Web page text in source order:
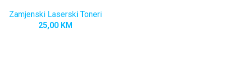
Zamjenski Laserski Toneri
25,00 KM